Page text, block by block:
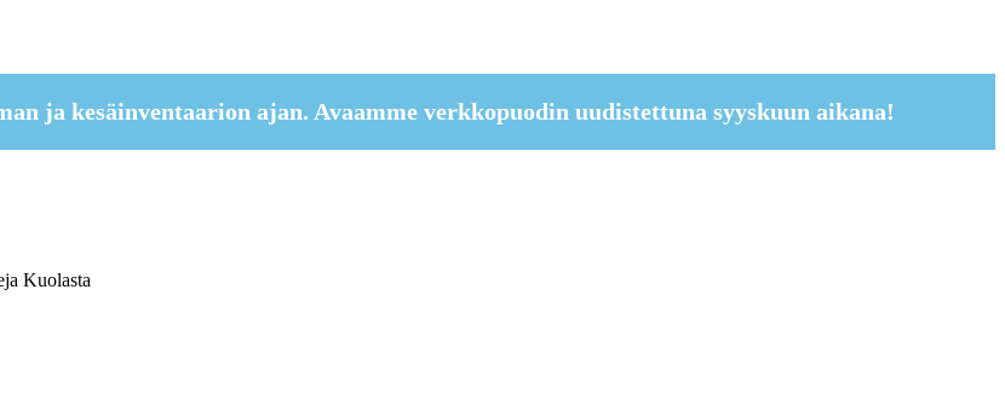
ja kesäinventaarion ajan. Avaamme verkkopuodin uudistettuna syyskuun aikana!
Kuolasta